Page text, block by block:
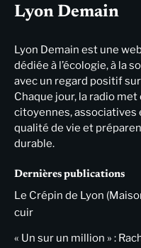
Lyon Demain
Lyon Demain est une
dédiée à l’écologie, à la
avec un regard positif
Chaque jour, la radio
citoyennes,
qualité de vie et
durable.
Dernières publications
Le Crépin de Lyon
cuir
« Un sur un million » :